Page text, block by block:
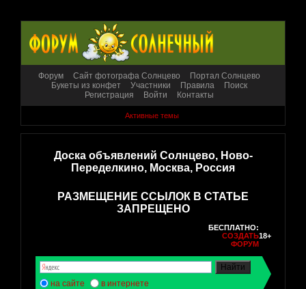
Форум Сайт фотографа Солнцево
Портал Солнцево
Букеты из конфет
Участники Правила
Поиск
Регистрация
Войти Контакты
Активные темы
Доска объявлений Солнцево, Ново-
Переделкино, Москва, Россия
РАЗМЕЩЕНИЕ ССЫЛОК В СТАТЬЕ
ЗАПРЕЩЕНО
БЕСПЛАТНО:
СОЗДАТЬ
ФОРУМ
18+
на сайте в интернете